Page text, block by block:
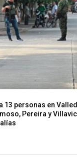
13 personas en
Pereira y